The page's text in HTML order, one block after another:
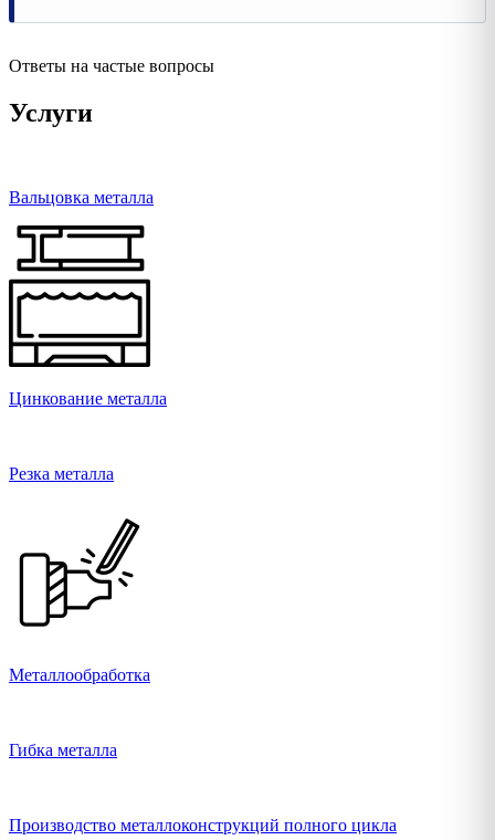
Ответы на частые вопросы
Услуги
Вальцовка металла
Цинкование металла
Резка металла
Металлообработка
Гибка металла
Производство металлоконструкций полного цикла